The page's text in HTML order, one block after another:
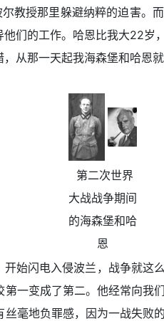
授那里躲避纳粹的迫害。
们的工作。哈恩比我大22
从那一天起我海森堡和哈恩
第二次世界
大战战争期间
的海森堡和哈
恩
闪电入侵波兰，战争就这
一变成了第二。他经常向
毫地负罪感，因为一战失